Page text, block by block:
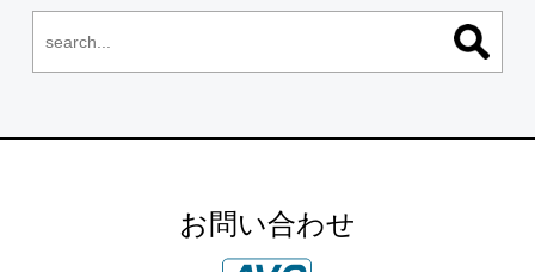
お問い合わせ